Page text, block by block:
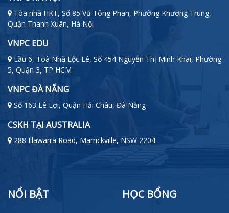
Tòa nhà HKT, Số 85 Vũ Tông Phan, Phường Khương Trung,
Quận Thanh Xuân, Hà Nội
VNPC EDU
Lầu 6, Toà Nhà Lộc Lê, Số 454 Nguyễn Thị Minh Khai, Phường
5, Quận 3, TP HCM
VNPC ĐÀ NẴNG
Số 163 Lê Lợi, Quận Hải Châu, Đà Nẵng
CSKH TẠI AUSTRALIA
288 Illawarra Road, Marrickville, NSW 2204
NỔI BẬT HỌC BỔNG